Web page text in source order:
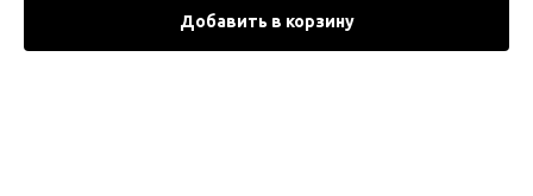
Добавить в корзину